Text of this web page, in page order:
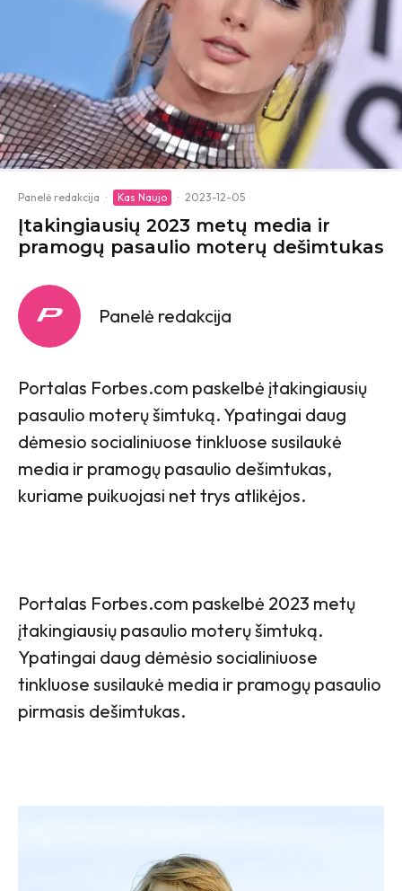
Panelė redakcija · Kas Naujo · 2023-12-05
Įtakingiausių 2023 metų media ir
pramogų pasaulio moterų dešimtukas
Panelė redakcija
Portalas Forbes.com paskelbė įtakingiausių
pasaulio moterų šimtuką. Ypatingai daug
dėmesio socialiniuose tinkluose susilaukė
media ir pramogų pasaulio dešimtukas,
kuriame puikuojasi net trys atlikėjos.
Portalas Forbes.com paskelbė 2023 metų
įtakingiausių pasaulio moterų šimtuką.
Ypatingai daug dėmėsio socialiniuose
tinkluose susilaukė media ir pramogų pasaulio
pirmasis dešimtukas.